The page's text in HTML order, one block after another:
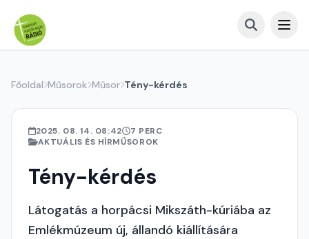
Főoldal Műsorok Műsor Tény-kérdés
2025. 08. 14. 08:42
7 PERC
AKTUÁLIS ÉS HÍRMŰSOROK
Tény-kérdés
Látogatás a horpácsi Mikszáth-kúriába az
Emlékmúzeum új, állandó kiállítására